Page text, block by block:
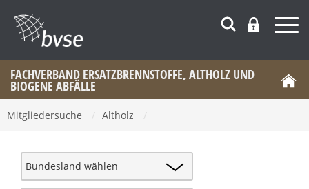
FACHVERBAND ERSATZBRENNSTOFFE, ALTHOLZ UND
BIOGENE ABFÄLLE
Mitgliedersuche Altholz